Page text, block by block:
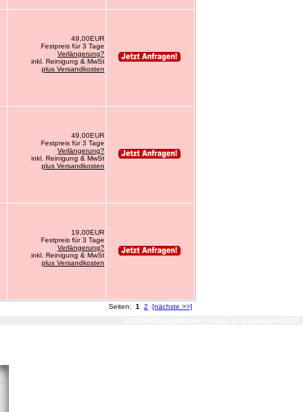
49,00EUR
Festpreis für 3 Tage
Verlängerung?
inkl. Reinigung & MwSt
plus Versandkosten
49,00EUR
Festpreis für 3 Tage
Verlängerung?
inkl. Reinigung & MwSt
plus Versandkosten
19,00EUR
Festpreis für 3 Tage
Verlängerung?
inkl. Reinigung & MwSt
plus Versandkosten
Seiten: 1 2 [nächste >>]